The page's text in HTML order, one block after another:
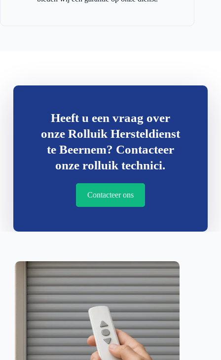
Heeft u een vraag over
onze Rolluik Hersteldienst
te Beernem? Contacteer
onze rolluik technici.
Contacteer ons